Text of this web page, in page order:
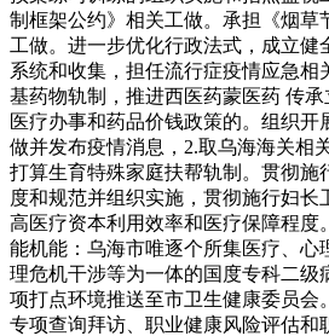
制框架公约》相关工做。承担《烟草
工做。进一步优化行政法式，成立健
系统和收集，担任流行症疫情应急相
基药物轨制，推进西医药蒙医药 传
医疗办事和药品价钱政策的。组织开
做并发布疫情消息，2.取乌海海关相
打算生育特殊家庭扶帮轨制。贯彻施
度和规范并组织实施，贯彻施行妇长
高医疗资本利用效率和医疗保障程度
能机能：乌海市唯逐个所集医疗、心
理危机干涉等为一体的国度专科二级
项打点环境推送至市卫生健康委员会
专项查询拜访、职业健康风险评估和